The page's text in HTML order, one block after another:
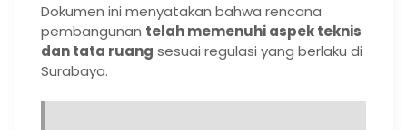
Dokumen ini menyatakan bahwa rencana
pembangunan telah memenuhi aspek teknis
dan tata ruang sesuai regulasi yang berlaku di
Surabaya.